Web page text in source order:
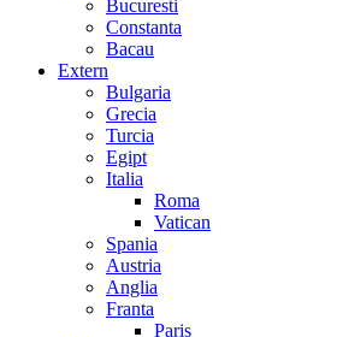
Bucuresti
Constanta
Bacau
Extern
Bulgaria
Grecia
Turcia
Egipt
Italia
Roma
Vatican
Spania
Austria
Anglia
Franta
Paris